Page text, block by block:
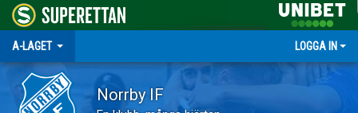
A-LAGET LOGGA IN
Norrby IF